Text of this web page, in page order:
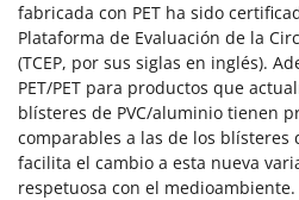
fabricada con PET ha sido
Plataforma de Evaluación de la
(TCEP, por sus siglas en inglés).
PET/PET para productos que
blísteres de PVC/aluminio tienen
comparables a las de los blísteres
facilita el cambio a esta nueva
respetuosa con el